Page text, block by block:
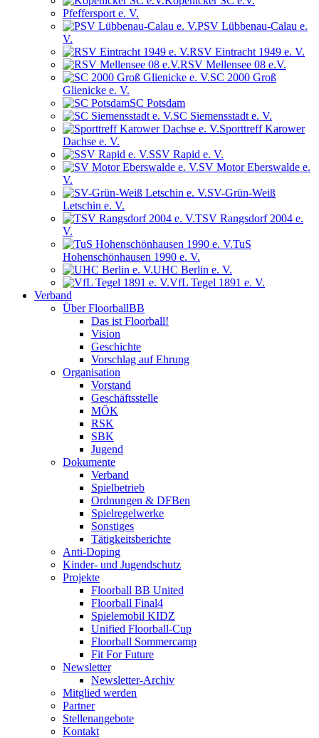
Pfeffersport e. V.
PSV Lübbenau-Calau e.
V.
RSV Eintracht 1949 e. V.
RSV Mellensee 08 e.V.
SC 2000 Groß
Glienicke e. V.
SC Potsdam
SC Siemensstadt e. V.
Sporttreff Karower
Dachse e. V.
SSV Rapid e. V.
SV Motor Eberswalde e.
V.
SV-Grün-Weiß
Letschin e. V.
TSV Rangsdorf 2004 e.
V.
TuS
Hohenschönhausen 1990 e. V.
UHC Berlin e. V.
VfL Tegel 1891 e. V.
Verband
Über FloorballBB
Das ist Floorball!
Vision
Geschichte
Vorschlag auf Ehrung
Organisation
Vorstand
Geschäftsstelle
MÖK
RSK
SBK
Jugend
Dokumente
Verband
Spielbetrieb
Ordnungen & DFBen
Spielregelwerke
Sonstiges
Tätigkeitsberichte
Anti-Doping
Kinder- und Jugendschutz
Projekte
Floorball BB United
Floorball Final4
Spielemobil KIDZ
Unified Floorball-Cup
Floorball Sommercamp
Fit For Future
Newsletter
Newsletter-Archiv
Mitglied werden
Partner
Stellenangebote
Kontakt